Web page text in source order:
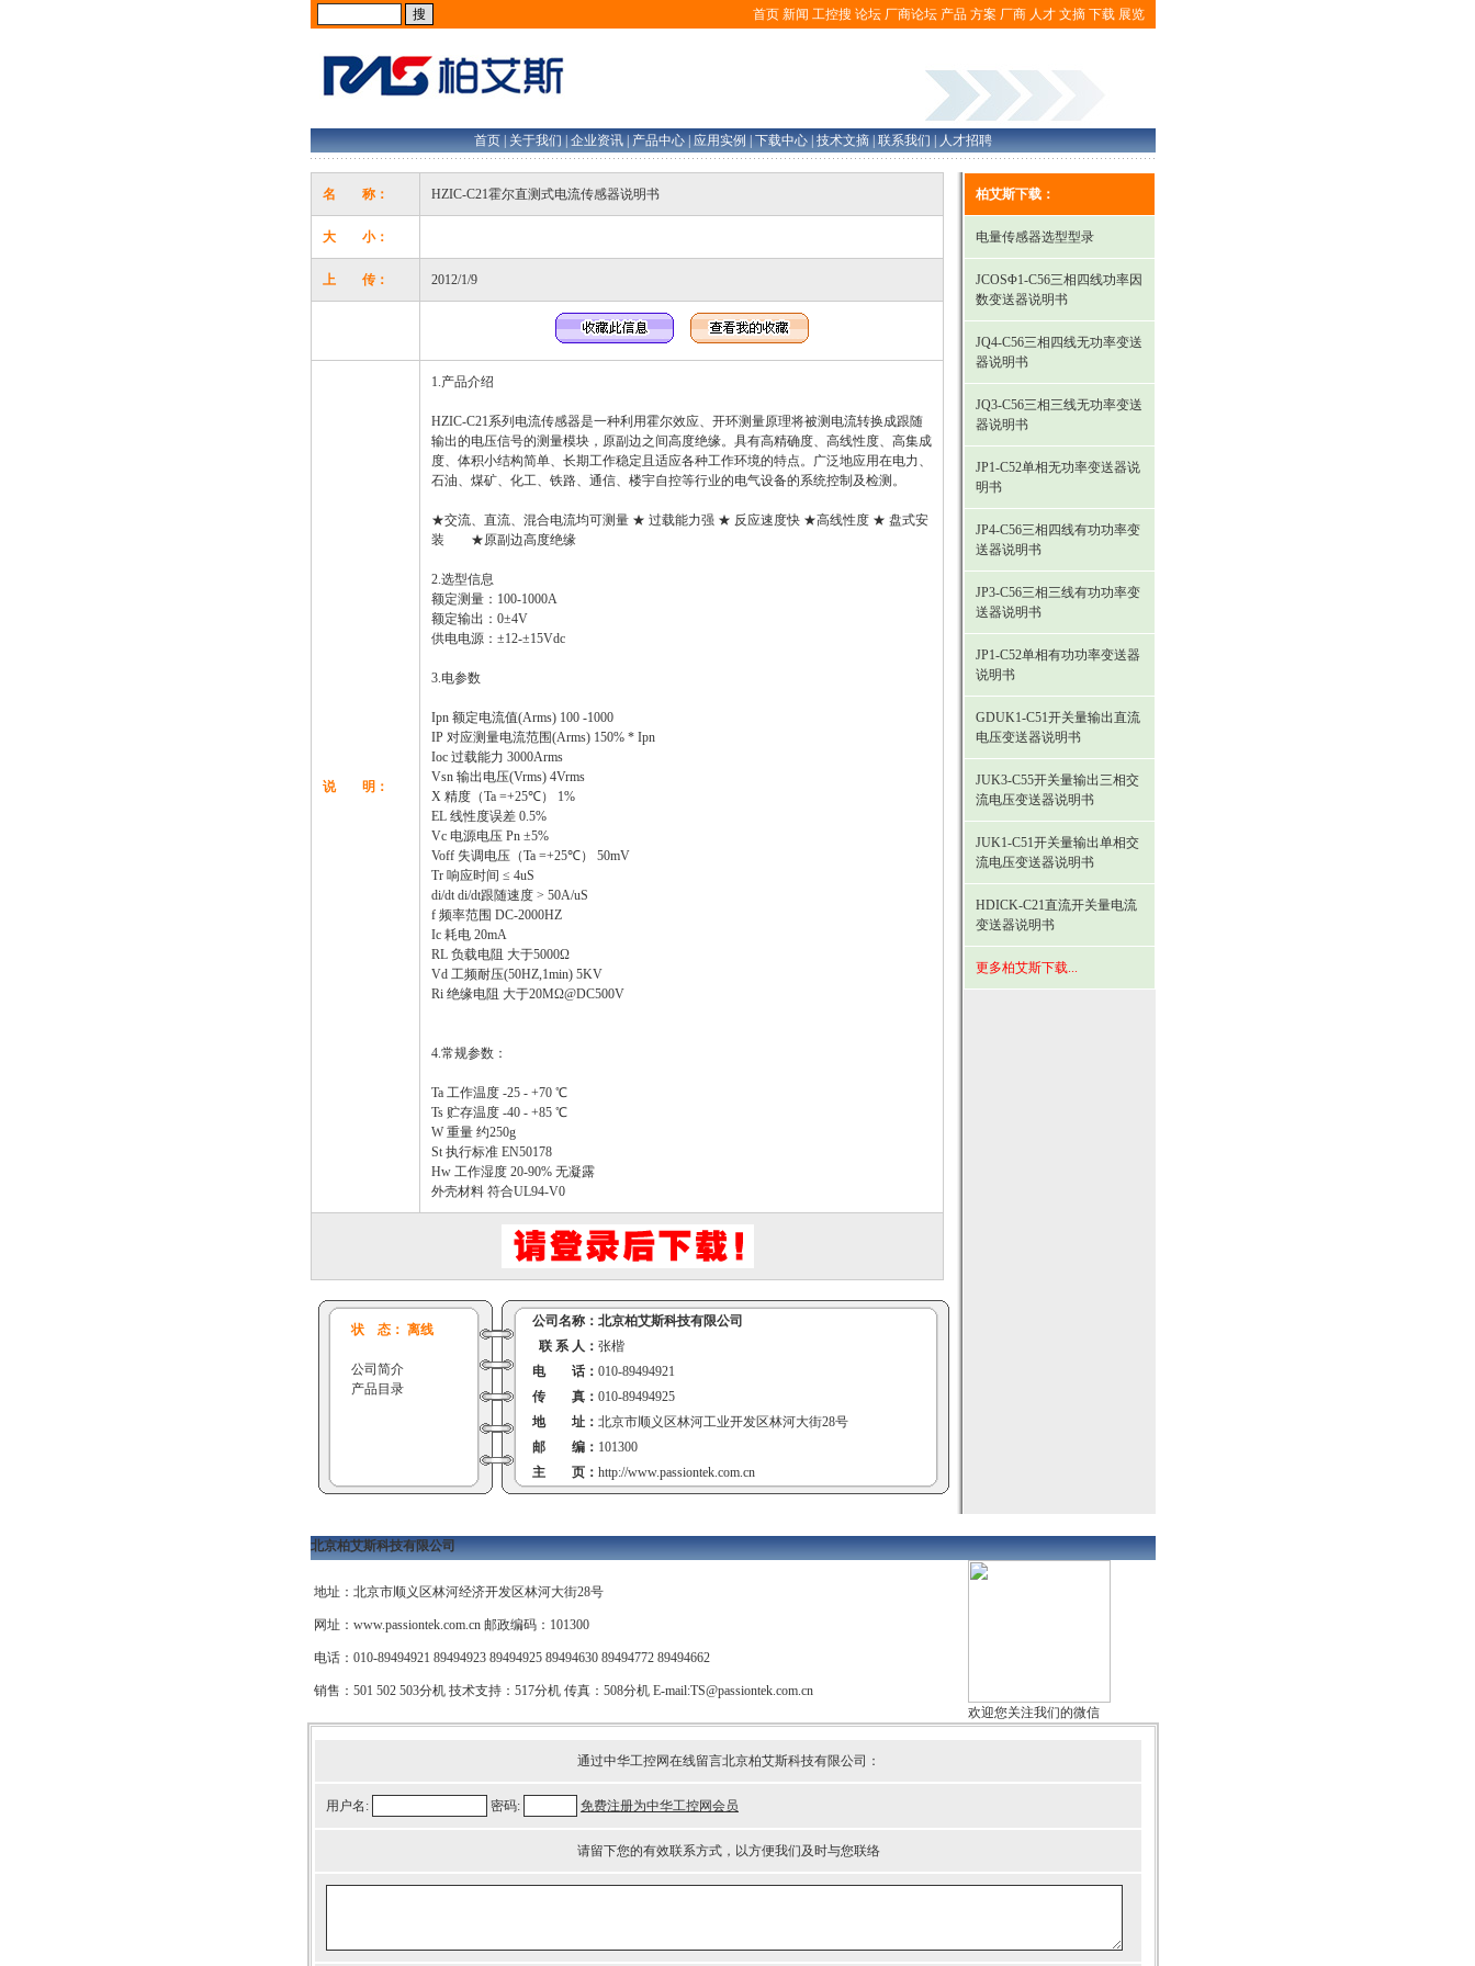
首页 新闻 工控搜 论坛 厂商论坛 产品 方案 厂商 人才 文摘 下载 展览
首页|关于我们|企业资讯|产品中心|应用实例|下载中心|技术文摘|联系我们|人才招聘
名 称： HZIC-C21霍尔直测式电流传感器说明书
大 小：
上 传： 2012/1/9
说 明：
1.产品介绍
HZIC-C21系列电流传感器是一种利用霍尔效应、开环测量原理将被测电流转换成跟随
输出的电压信号的测量模块，原副边之间高度绝缘。具有高精确度、高线性度、高集成
度、体积小结构简单、长期工作稳定且适应各种工作环境的特点。广泛地应用在电力、
石油、煤矿、化工、铁路、通信、楼宇自控等行业的电气设备的系统控制及检测。
★交流、直流、混合电流均可测量 ★ 过载能力强 ★ 反应速度快 ★高线性度 ★ 盘式安
装 ★原副边高度绝缘
2.选型信息
额定测量：100-1000A
额定输出：0±4V
供电电源：±12-±15Vdc
3.电参数
Ipn 额定电流值(Arms) 100 -1000
IP 对应测量电流范围(Arms) 150% * Ipn
Ioc 过载能力 3000Arms
Vsn 输出电压(Vrms) 4Vrms
X 精度（Ta =+25℃） 1%
EL 线性度误差 0.5%
Vc 电源电压 Pn ±5%
Voff 失调电压（Ta =+25℃） 50mV
Tr 响应时间 ≤ 4uS
di/dt di/dt跟随速度 > 50A/uS
f 频率范围 DC-2000HZ
Ic 耗电 20mA
RL 负载电阻 大于5000Ω
Vd 工频耐压(50HZ,1min) 5KV
Ri 绝缘电阻 大于20MΩ@DC500V
4.常规参数：
Ta 工作温度 -25 - +70 ℃
Ts 贮存温度 -40 - +85 ℃
W 重量 约250g
St 执行标准 EN50178
Hw 工作湿度 20-90% 无凝露
外壳材料 符合UL94-V0
状 态： 离线
公司简介
产品目录
公司名称： 北京柏艾斯科技有限公司
联 系 人： 张楷
电 话： 010-89494921
传 真： 010-89494925
地 址： 北京市顺义区林河工业开发区林河大街28号
邮 编： 101300
主 页： http://www.passiontek.com.cn
柏艾斯下载：
电量传感器选型型录
JCOSΦ1-C56三相四线功率因
数变送器说明书
JQ4-C56三相四线无功率变送
器说明书
JQ3-C56三相三线无功率变送
器说明书
JP1-C52单相无功率变送器说
明书
JP4-C56三相四线有功功率变
送器说明书
JP3-C56三相三线有功功率变
送器说明书
JP1-C52单相有功功率变送器
说明书
GDUK1-C51开关量输出直流
电压变送器说明书
JUK3-C55开关量输出三相交
流电压变送器说明书
JUK1-C51开关量输出单相交
流电压变送器说明书
HDICK-C21直流开关量电流
变送器说明书
更多柏艾斯下载...
北京柏艾斯科技有限公司
地址：北京市顺义区林河经济开发区林河大街28号
网址： www.passiontek.com.cn 邮政编码：101300
电话：010-89494921 89494923 89494925 89494630 89494772 89494662
销售：501 502 503分机 技术支持：517分机 传真：508分机 E-mail:TS@passiontek.com.cn
欢迎您关注我们的微信
通过中华工控网在线留言北京柏艾斯科技有限公司：
用户名: 密码: 免费注册为中华工控网会员
请留下您的有效联系方式，以方便我们及时与您联络